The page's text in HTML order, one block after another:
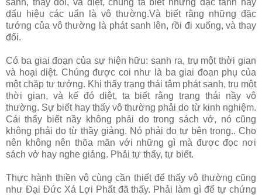
sanh, thay đổi, và diệt, chúng ta biết những đặc tánh hay
dấu hiệu các uẩn là vô thường.Và biết rằng những đặc
tướng của vô thường là phát sanh lên, rồi đi xuống, và thay
đổi.
Có ba giai đoạn của sự hiện hữu: sanh ra, trụ một thời gian
và hoại diệt. Chúng được coi như là ba giai đoạn phụ của
một chặp tư tưởng. Khi thấy trạng thái tâm phát sanh, trụ một
thời gian, và kế đó diệt, ta biết rằng trạng thái nầy vô
thường. Sự biết hay thấy vô thường phải do từ kinh nghiệm.
Cái thấy biết nầy không phải do trong sách vở, nó cũng
không phải do từ thầy giảng. Nó phải do tự bên trong.. Cho
nên không nên thõa mãn với những gì mà được đọc nơi
sách vở hay nghe giảng. Phải tự thấy, tự biết.
Thực hành thiền vô cùng cần thiết để thấy vô thường cũng
như Đại Đức Xá Lợi Phất đã thấy. Phải làm gì để tự chứng